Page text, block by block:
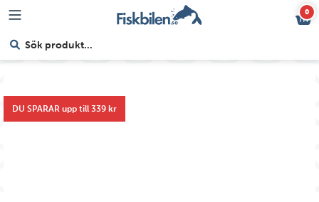
0
DU SPARAR upp till 339 kr